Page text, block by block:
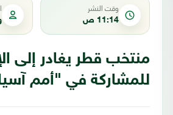
وقت النشر
11:14 ص
منتخب قطر يغادر إلى
للمشاركة في "أمم